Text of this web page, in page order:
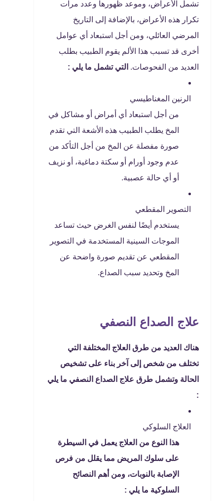
تشمل الأعراض، وموعد ظهورها وعدد مرات
تكرار هذه الأعراض، بالإضافة إلى التاريخ
المرضي العائلي، ومن أجل استبعاد أي عوامل
أخرى قد تسبب هذا الألم يقوم الطبيب بطلب
العديد من الفحوصات. التي تشمل ما يلي :
الرنين المغناطيسي
من أجل استبعاد أي أمراض أو مشاكل في
المخ يطلب الطبيب هذه الأشعة التي تقدم
صورة مفصلة عن المخ من أجل التأكد من
عدم وجود أورام أو سكتة دماغية، أو نزيف
أو أي حالة عصبية.
التصوير المقطعي
يستخدم أيضًا لنفس الغرض حيث تساعد
الموجات السينية المستخدمة في التصوير
المقطعي عن تقديم صورة واضحة عن
المخ وتحديد سبب الصداع.
علاج الصداع النصفي
هناك العديد من طرق العلاج المختلفة التي
تختلف من شخص إلى آخر بناء على تشخيص
الحالة وتشمل طرق علاج الصداع النصفي ما يلي
:
العلاج السلوكي
هذا النوع من العلاج يعمل في السيطرة
على سلوك المريض مما يقلل من فرص
الإصابة بالنوبات، ومن أهم النصائح
السلوكية ما يلي :